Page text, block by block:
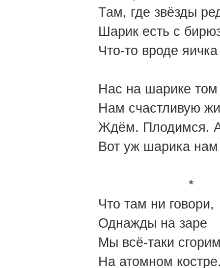
Там, где звёзды
Шарик есть с
Что-то вроде
Нас на шарике
Нам счастливую
Ждём. Плодимся. А
Вот уж шарика
*
Что там ни говори,
Однажды на заре
Мы всё-таки
На атомном